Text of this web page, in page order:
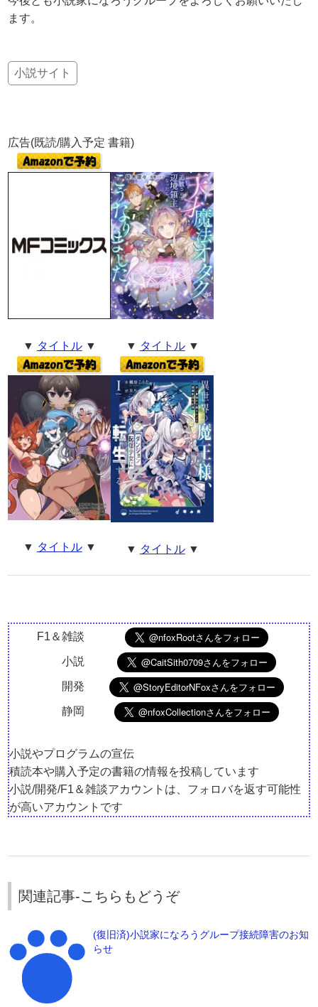
ます。
小説サイト
広告(既読/購入予定 書籍)
▼ タイトル▼ ▼ タイトル▼
▼ タイトル▼ ▼ タイトル▼
F1＆雑談
小説
開発
静岡
小説やプログラムの宣伝
積読本や購入予定の書籍の情報を投稿しています
小説/開発/F1＆雑談アカウントは、フォロバを返す可能性
が高いアカウントです
関連記事-こちらもどうぞ
(復旧済)小説家になろうグループ接続障害のお知
らせ